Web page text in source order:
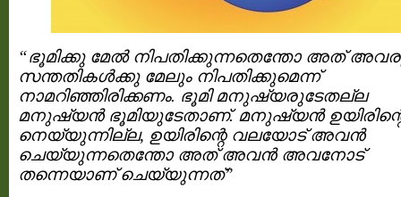
“ഭൂമിക്കു മേല്‍ നിപതിക്കുന്നതെന്തോ അത്
സന്തതികള്‍ക്കു മേലും നിപതിക്കുമെന്ന്
നാമറിഞ്ഞിരിക്കണം. ഭൂമി മനുഷ്യരുടേതല്ല
മനുഷ്യന്‍ ഭൂമിയുടേതാണ്. മനുഷ്യന്‍
നെയ്യുന്നില്ല, ഉയിരിന്റെ വലയോട് അവന്‍
ചെയ്യുന്നതെന്തോ അത് അവന്‍ അവനോട്
തന്നെയാണ് ചെയ്യുന്നത്”